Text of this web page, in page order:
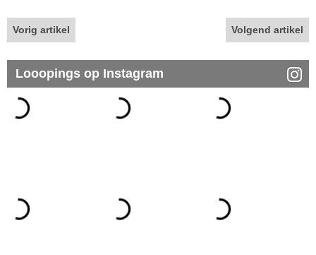
Vorig artikel Volgend artikel
Looopings op Instagram